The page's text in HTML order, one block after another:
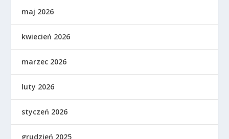
maj 2026
kwiecień 2026
marzec 2026
luty 2026
styczeń 2026
grudzień 2025